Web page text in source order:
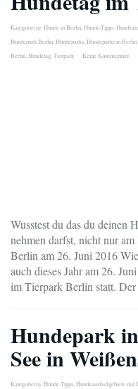
Kategorie(n):Hunde in Berlin,Hunde-Tipps,
Hundepark.Berlin,Hundeparks,Hundeparks in Berlin
Berlin,Hundetag,Tierpark Keine Kommentare
Wusstest du das du deinen
nehmen darfst, nicht nur
Berlin am 26. Juni 2016
auch dieses Jahr am 26.
im Tierpark Berlin statt.
Hundepark
See in
Kategorie(n):Hunde-Tipps Hundeauslaufgebiete mit